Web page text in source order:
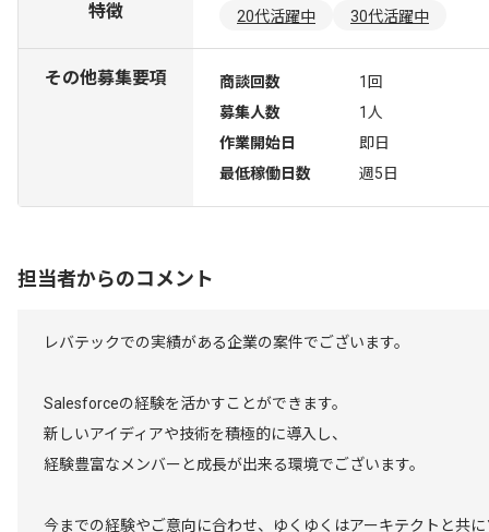
特徴 20代活躍中 30代活躍中
その他募集要項 商談回数
1回
募集人数
1人
作業開始日
即日
最低稼働日数
週5日
担当者からのコメント
レバテックでの実績がある企業の案件でございます。
Salesforceの経験を活かすことができます。
新しいアイディアや技術を積極的に導入し、
経験豊富なメンバーと成長が出来る環境でございます。
今までの経験やご意向に合わせ、ゆくゆくはアーキテクトと共